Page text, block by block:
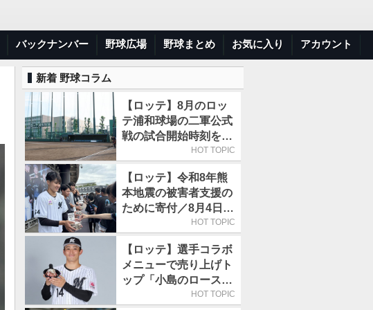
バックナンバー 野球広場 野球まとめ お気に入り アカウント
新着 野球コラム
【ロッテ】8月のロッ
テ浦和球場の二軍公式
戦の試合開始時刻を午
前10時30分に変更HOT TOPIC
【ロッテ】令和8年熊
本地震の被害者支援の
ために寄付／8月4日に
は選手たちが募金箱を
HOT TOPIC
【ロッテ】選手コラボ
メニューで売り上げト
ップ「小島のロースト
ビーフ丼」が4年連続
HOT TOPIC